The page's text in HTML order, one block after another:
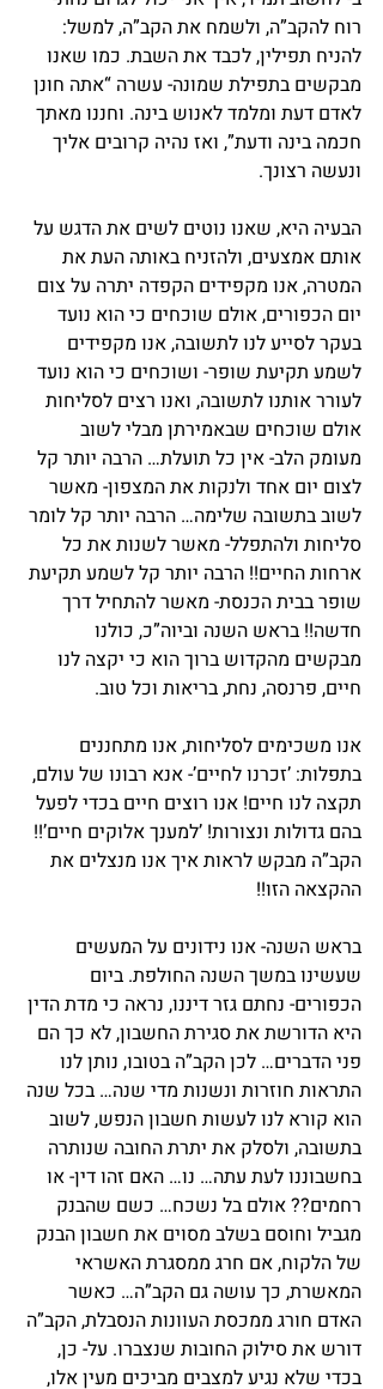
רוח להקב”ה, ולשמח את הקב”ה, למשל:
להניח תפילין, לכבד את השבת. כמו שאנו
מבקשים בתפילת שמונה- עשרה “אתה חונן
לאדם דעת ומלמד לאנוש בינה. וחננו מאתך
חכמה בינה ודעת”, ואז נהיה קרובים אליך
ונעשה רצונך.
הבעיה היא, שאנו נוטים לשים את הדגש על
אותם אמצעים, ולהזניח באותה העת את
המטרה, אנו מקפידים הקפדה יתרה על צום
יום הכפורים, אולם שוכחים כי הוא נועד
בעקר לסייע לנו לתשובה, אנו מקפידים
לשמע תקיעת שופר- ושוכחים כי הוא נועד
לעורר אותנו לתשובה, ואנו רצים לסליחות
אולם שוכחים שבאמירתן מבלי לשוב
מעומק הלב- אין כל תועלת… הרבה יותר קל
לצום יום אחד ולנקות את המצפון- מאשר
לשוב בתשובה שלימה… הרבה יותר קל לומר
סליחות ולהתפלל- מאשר לשנות את כל
ארחות החיים!! הרבה יותר קל לשמע תקיעת
שופר בבית הכנסת- מאשר להתחיל דרך
חדשה!! בראש השנה וביוה”כ, כולנו
מבקשים מהקדוש ברוך הוא כי יקצה לנו
חיים, פרנסה, נחת, בריאות וכל טוב.
אנו משכימים לסליחות, אנו מתחננים
בתפלות: ’זכרנו לחיים’- אנא רבונו של עולם,
תקצה לנו חיים! אנו רוצים חיים בכדי לפעל
בהם גדולות ונצורות! ’למענך אלוקים חיים’!!
הקב”ה מבקש לראות איך אנו מנצלים את
ההקצאה הזו!!
בראש השנה- אנו נידונים על המעשים
שעשינו במשך השנה החולפת. ביום
הכפורים- נחתם גזר דיננו, נראה כי מדת הדין
היא הדורשת את סגירת החשבון, לא כך הם
פני הדברים… לכן הקב”ה בטובו, נותן לנו
התראות חוזרות ונשנות מדי שנה… בכל שנה
הוא קורא לנו לעשות חשבון הנפש, לשוב
בתשובה, ולסלק את יתרת החובה שנותרה
בחשבוננו לעת עתה… נו… האם זהו דין- או
רחמים?? אולם בל נשכח… כשם שהבנק
מגביל וחוסם בשלב מסוים את חשבון הבנק
של הלקוח, אם חרג ממסגרת האשראי
המאשרת, כך עושה גם הקב”ה… כאשר
האדם חורג ממכסת העוונות הנסבלת, הקב”ה
דורש את סילוק החובות שנצברו. על- כן,
בכדי שלא נגיע למצבים מביכים מעין אלו,